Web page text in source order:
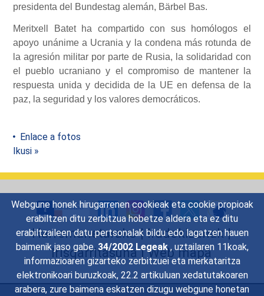
Webgune honek hirugarrenen cookieak eta cookie propioak
erabiltzen ditu zerbitzua hobetze aldera eta ez ditu
erabiltzaileen datu pertsonalak bildu edo lagatzen hauen
baimenik jaso gabe. 34/2002 Legeak, uztailaren 11koak,
informazioaren gizarteko zerbitzuei eta merkataritza
elektronikoari buruzkoak, 22.2 artikuluan xedatutakoaren
arabera, zure baimena eskatzen dizugu webgune honetan
presidenta del Bundestag alemán, Bärbel Bas.
Meritxell Batet ha compartido con sus homólogos el
apoyo unánime a Ucrania y la condena más rotunda de
la agresión militar por parte de Rusia, la solidaridad con
el pueblo ucraniano y el compromiso de mantener la
respuesta unida y decidida de la UE en defensa de la
paz, la seguridad y los valores democráticos.
Enlace a fotos
Ikusi »
Harremanetarako|Iradokizunak|
Irisgarritasuna|Web mapa